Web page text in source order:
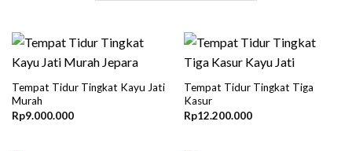
Tempat Tidur Tingkat Kayu Jati
Murah
Rp9.000.000
Tempat Tidur Tingkat Tiga
Kasur
Rp12.200.000